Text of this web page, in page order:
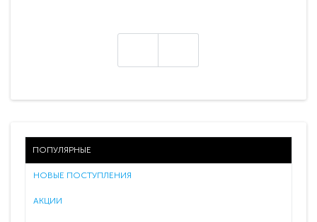
ПОПУЛЯРНЫЕ
НОВЫЕ ПОСТУПЛЕНИЯ
АКЦИИ